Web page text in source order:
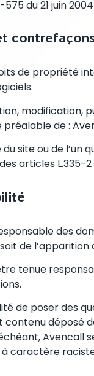
du 21 juin
contrefaçons
de propriété
modification,
de :
site ou de
articles L.335-
des
de
tenue
de poser des
déposé
Avencall
caractère